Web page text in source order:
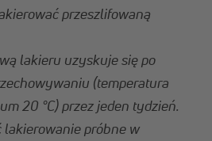
przeszlifowaną
lakieru uzyskuje się po
(temperatura
20 °C) przez jeden tydzień.
lakierowanie próbne w